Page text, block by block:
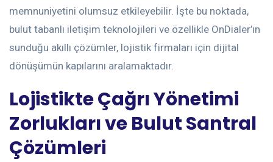
memnuniyetini olumsuz etkileyebilir. İşte bu noktada,
bulut tabanlı iletişim teknolojileri ve özellikle OnDialer’ın
sunduğu akıllı çözümler, lojistik firmaları için dijital
dönüşümün kapılarını aralamaktadır.
Lojistikte Çağrı Yönetimi
Zorlukları ve Bulut Santral
Çözümleri